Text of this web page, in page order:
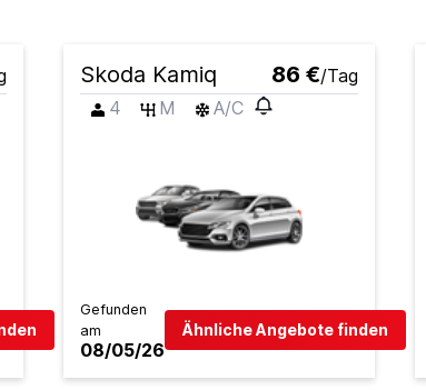
Preise prüfen
Preise prüfen
Skoda Kamiq 86 €/Tag
4
M A/C
Gefunden
am
08/05/26
Ähnliche Angebote finden